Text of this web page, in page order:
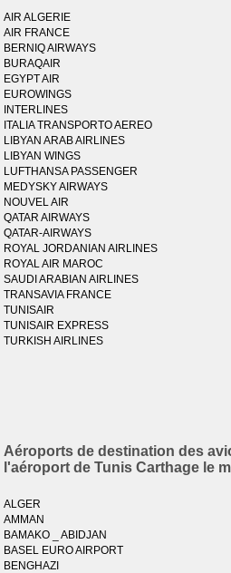
AIR ALGERIE
AIR FRANCE
BERNIQ AIRWAYS
BURAQAIR
EGYPT AIR
EUROWINGS
INTERLINES
ITALIA TRANSPORTO AEREO
LIBYAN ARAB AIRLINES
LIBYAN WINGS
LUFTHANSA PASSENGER
MEDYSKY AIRWAYS
NOUVEL AIR
QATAR AIRWAYS
QATAR-AIRWAYS
ROYAL JORDANIAN AIRLINES
ROYAL AIR MAROC
SAUDI ARABIAN AIRLINES
TRANSAVIA FRANCE
TUNISAIR
TUNISAIR EXPRESS
TURKISH AIRLINES
Aéroports de destination des
l'aéroport de Tunis Carthage le
ALGER
AMMAN
BAMAKO _ ABIDJAN
BASEL EURO AIRPORT
BENGHAZI